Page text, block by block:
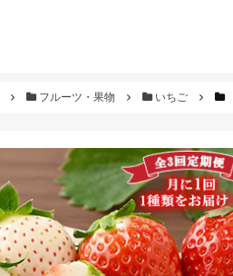
フルーツ・果物 いちご